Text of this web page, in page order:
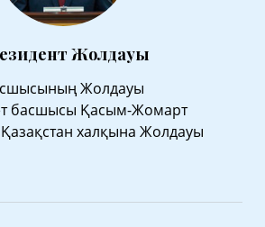
Жолдауы
Жолдауы
басшысы Қасым-Жомарт
халқына Жолдауы